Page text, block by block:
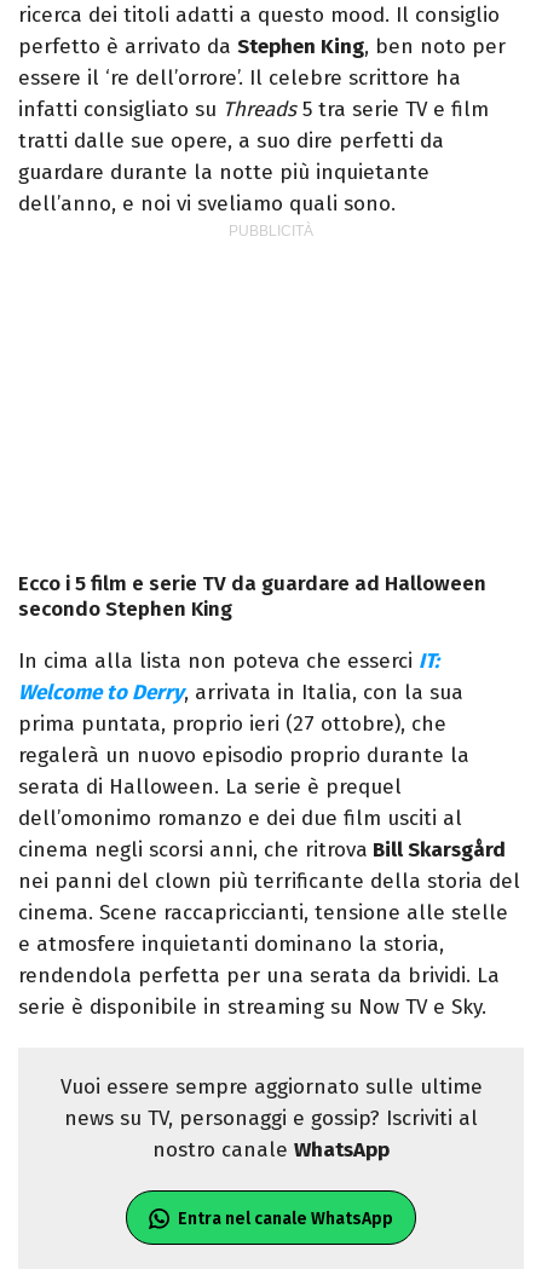
ricerca dei titoli adatti a questo mood. Il consiglio
perfetto è arrivato da Stephen King, ben noto per
essere il ‘re dell’orrore’. Il celebre scrittore ha
infatti consigliato su Threads5 tra serie TV e film
tratti dalle sue opere, a suo dire perfetti da
guardare durante la notte più inquietante
dell’anno, e noi vi sveliamo quali sono.
Ecco i 5 film e serie TV da guardare ad Halloween
secondo Stephen King
In cima alla lista non poteva che esserci IT:
Welcome to Derry, arrivata in Italia, con la sua
prima puntata, proprio ieri (27 ottobre), che
regalerà un nuovo episodio proprio durante la
serata di Halloween. La serie è prequel
dell’omonimo romanzo e dei due film usciti al
cinema negli scorsi anni, che ritrova Bill Skarsgård
nei panni del clown più terrificante della storia del
cinema. Scene raccapriccianti, tensione alle stelle
e atmosfere inquietanti dominano la storia,
rendendola perfetta per una serata da brividi. La
serie è disponibile in streaming su Now TV e Sky.
Vuoi essere sempre aggiornato sulle ultime
news su TV, personaggi e gossip? Iscriviti al
nostro canale WhatsApp
Entra nel canale WhatsApp